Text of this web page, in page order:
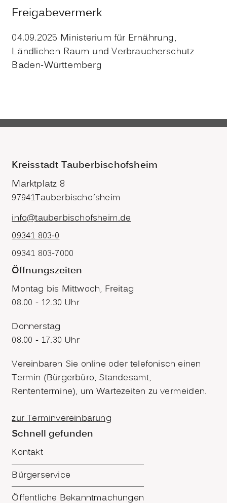
Freigabevermerk
04.09.2025 Ministerium für Ernährung,
Ländlichen Raum und Verbraucherschutz
Baden-Württemberg
Kreisstadt Tauberbischofsheim
Marktplatz 8
97941Tauberbischofsheim
info@tauberbischofsheim.de
09341 803-0
09341 803-7000
Öffnungszeiten
Montag bis Mittwoch, Freitag
08.00 - 12.30 Uhr
Donnerstag
08.00 - 17.30 Uhr
Vereinbaren Sie online oder telefonisch einen
Termin (Bürgerbüro, Standesamt,
Rententermine), um Wartezeiten zu vermeiden.
zur Terminvereinbarung
Schnell gefunden
Kontakt
Bürgerservice
Öffentliche Bekanntmachungen